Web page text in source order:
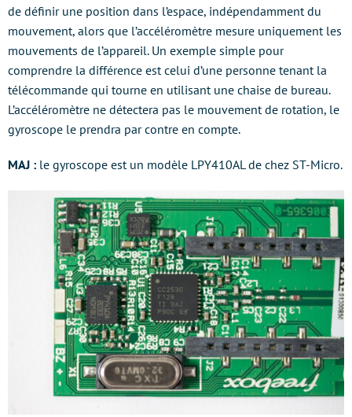
de définir une position dans l’espace, indépendamment du
mouvement, alors que l’accéléromètre mesure uniquement les
mouvements de l’appareil. Un exemple simple pour
comprendre la différence est celui d’une personne tenant la
télécommande qui tourne en utilisant une chaise de bureau.
L’accéléromètre ne détectera pas le mouvement de rotation, le
gyroscope le prendra par contre en compte.
MAJ : le gyroscope est un modèle LPY410AL de chez ST-Micro.